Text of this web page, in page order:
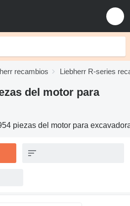
recambios Liebherr R-series
del motor para
piezas del motor para